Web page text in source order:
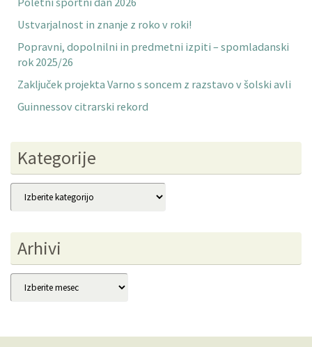
Ustvarjalnost in znanje z roko v roki!
Popravni, dopolnilni in predmetni izpiti – spomladanski
rok 2025/26
Zaključek projekta Varno s soncem z razstavo v šolski avli
Guinnessov citrarski rekord
Kategorije
Kategorije
Arhivi
Arhivi